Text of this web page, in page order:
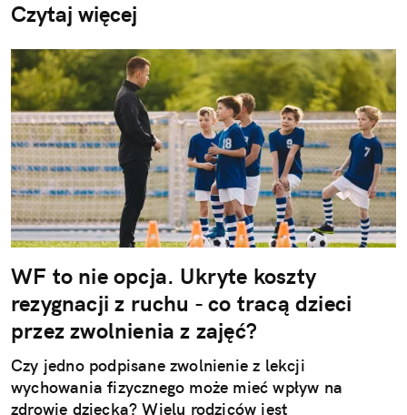
Czytaj więcej
WF to nie opcja. Ukryte koszty
rezygnacji z ruchu - co tracą dzieci
przez zwolnienia z zajęć?
Czy jedno podpisane zwolnienie z lekcji
wychowania fizycznego może mieć wpływ na
zdrowie dziecka? Wielu rodziców jest